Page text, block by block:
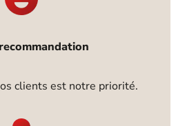
clients est notre priorité.